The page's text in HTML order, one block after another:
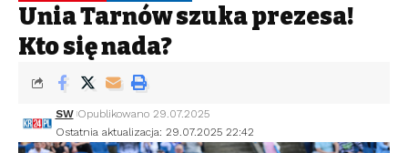
Unia Tarnów szuka prezesa!
Kto się nada?
Ostatnia aktualizacja: 29.07.2025 22:42
SW Opublikowano 29.07.2025